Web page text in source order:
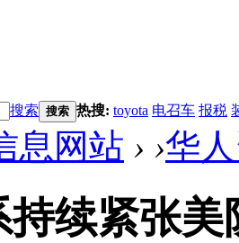
搜索 搜索 热搜: toyota 电召车 报税
息网站 › ›华
持续紧张